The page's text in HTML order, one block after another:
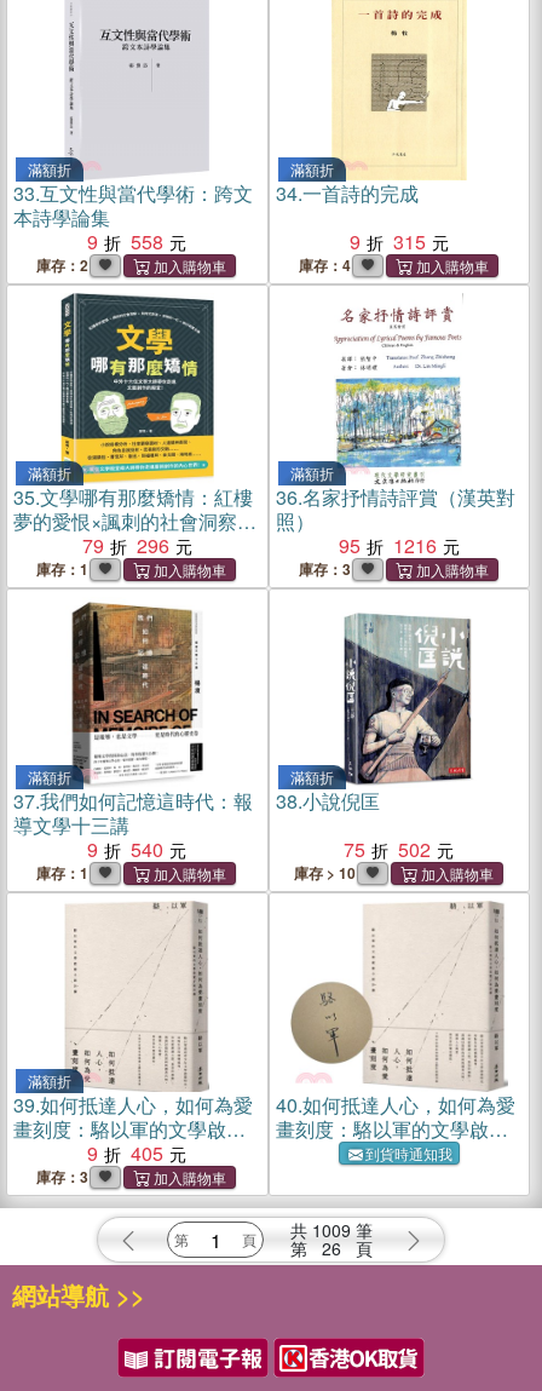
滿額折
33.互文性與當代學術：跨文
本詩學論集
9
558
庫存：2
滿額折
34.一首詩的完成
9
315
庫存：4
滿額折
35.文學哪有那麼矯情：紅樓
夢的愛恨×諷刺的社會洞察×
批判式浪漫×迷惘的一代×魔
幻寫實主義，中外十六位文
學大師帶你走進文藝創作的
79 296
庫存：1
滿額折
36.名家抒情詩評賞（漢英對
照）
95
1216
庫存：3
滿額折
37.我們如何記憶這時代：報
導文學十三講
9
540
庫存：1
滿額折
38.小說倪匡
75
502
庫存 > 10
滿額折
39.如何抵達人心，如何為愛
畫刻度：駱以軍的文學啟蒙
小說26講9 405
庫存：3
40.如何抵達人心，如何為愛
畫刻度：駱以軍的文學啟蒙
小說26講 （限量獨家親筆簽
到貨時通知我
共 1009 筆
第 26 頁
網站導航 >>